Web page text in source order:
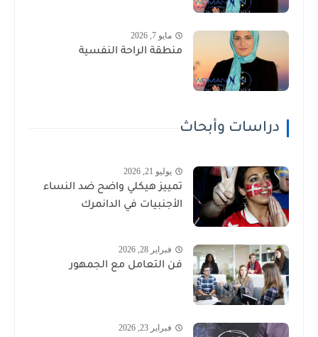
مايو 7, 2026
منطقة الراحة النفسية
دراسات وأبحاث
يوليو 21, 2026
تمييز هيكلي واضح ضد النساء
الأجنبيات في الدانمرك
فبراير 28, 2026
فن التعامل مع الجمهور
فبراير 23, 2026